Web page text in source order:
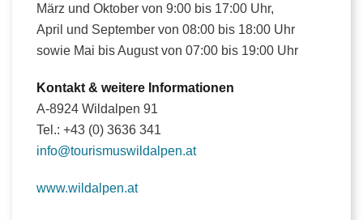
März und Oktober von 9:00 bis 17:00 Uhr,
April und September von 08:00 bis 18:00 Uhr
sowie Mai bis August von 07:00 bis 19:00 Uhr
Kontakt & weitere Informationen
A-8924 Wildalpen 91
Tel.: +43 (0) 3636 341
info@tourismuswildalpen.at
www.wildalpen.at